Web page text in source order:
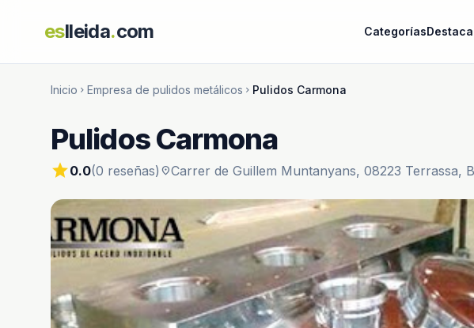
eslleida.com Categorías
Inicio chevron_right Empresa de pulidos metálicos chevron_right Pulidos Carmona
Pulidos Carmona
star0.0(0 reseñas) location_onCarrer de Guillem Muntanyans, 08223 Terrassa,